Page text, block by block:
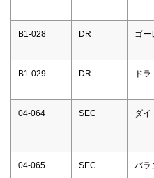
B1-028 DR ゴー
B1-029 DR ドラ
04-064 SEC ダイ
04-065 SEC バラ